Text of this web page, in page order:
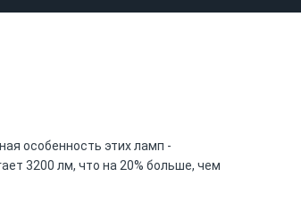
особенность этих ламп -
3200 лм, что на 20% больше, чем